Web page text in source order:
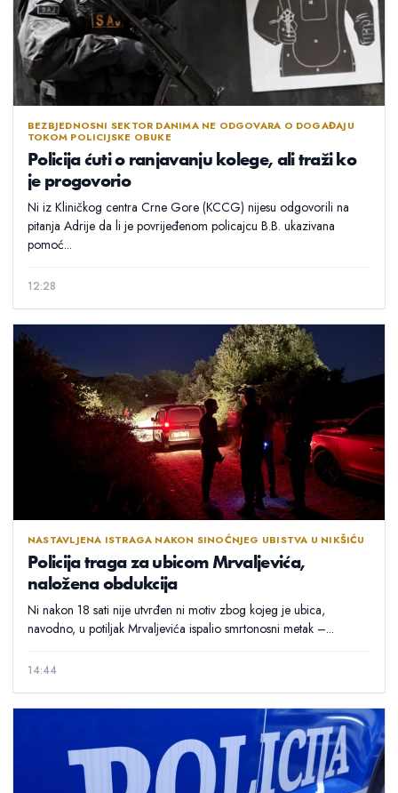
BEZBJEDNOSNI SEKTOR DANIMA NE ODGOVARA O DOGAĐAJU
TOKOM POLICIJSKE OBUKE
Policija ćuti o ranjavanju kolege, ali traži ko
je progovorio
Ni iz Kliničkog centra Crne Gore (KCCG) nijesu odgovorili na
pitanja Adrije da li je povrijeđenom policajcu B.B. ukazivana
pomoć...
12:28
NASTAVLJENA ISTRAGA NAKON SINOĆNJEG UBISTVA U NIKŠIĆU
Policija traga za ubicom Mrvaljevića,
naložena obdukcija
Ni nakon 18 sati nije utvrđen ni motiv zbog kojeg je ubica,
navodno, u potiljak Mrvaljevića ispalio smrtonosni metak –...
14:44